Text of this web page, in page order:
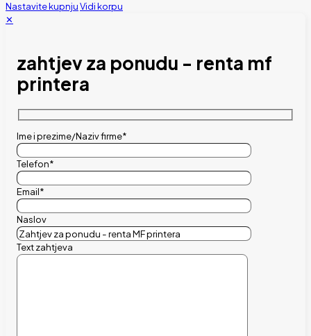
Nastavite kupnjuVidi korpu
✕
zahtjev za ponudu - renta mf
printera
Ime i prezime/Naziv firme*
Telefon*
Email*
Naslov
Text zahtjeva